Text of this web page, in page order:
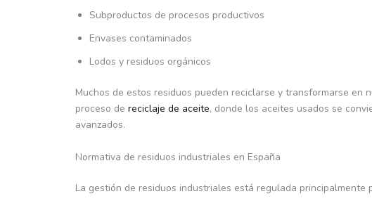
Subproductos de procesos productivos
Envases contaminados
Lodos y residuos orgánicos
Muchos de estos residuos pueden reciclarse y transformarse en
proceso de reciclaje de aceite, donde los aceites usados se
avanzados.
Normativa de residuos industriales en España
La gestión de residuos industriales está regulada principalmente